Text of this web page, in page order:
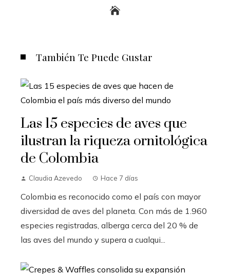
También Te Puede Gustar
Las 15 especies de aves que
ilustran la riqueza ornitológica
de Colombia
Claudia Azevedo Hace 7 días
Colombia es reconocido como el país con mayor
diversidad de aves del planeta. Con más de 1.960
especies registradas, alberga cerca del 20 % de
las aves del mundo y supera a cualqui...